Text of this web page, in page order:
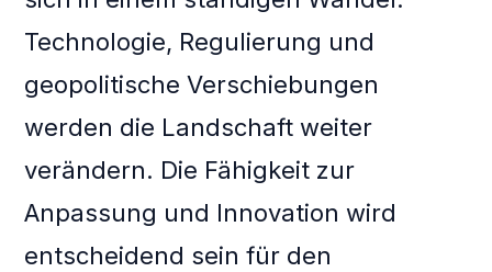
Technologie, Regulierung und
geopolitische Verschiebungen
werden die Landschaft weiter
verändern. Die Fähigkeit zur
Anpassung und Innovation wird
entscheidend sein für den